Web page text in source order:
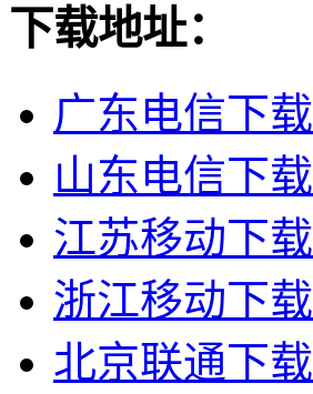
下载地址：
广东电信下载
山东电信下载
江苏移动下载
浙江移动下载
北京联通下载